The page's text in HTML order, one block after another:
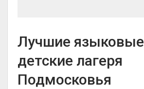
Лучшие языковые
детские лагеря
Подмосковья